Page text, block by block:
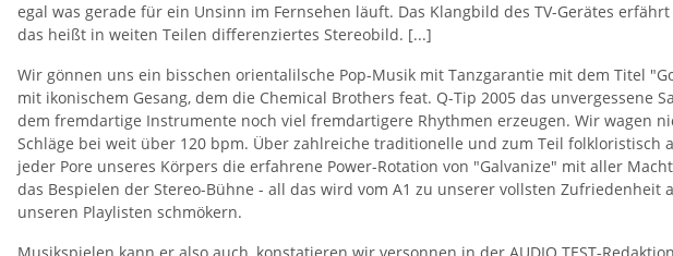
egal was gerade für ein Unsinn im Fernsehen läuft. Das Klangbild des TV-Gerätes
das heißt in weiten Teilen differenziertes Stereobild. [...]
Wir gönnen uns ein bisschen orientalilsche Pop-Musik mit Tanzgarantie mit dem Titel
mit ikonischem Gesang, dem die Chemical Brothers feat. Q-Tip 2005 das
dem fremdartige Instrumente noch viel fremdartigere Rhythmen erzeugen. Wir wagen
Schläge bei weit über 120 bpm. Über zahlreiche traditionelle und zum Teil
jeder Pore unseres Körpers die erfahrene Power-Rotation von "Galvanize" mit aller
das Bespielen der Stereo-Bühne - all das wird vom A1 zu unserer vollsten
unseren Playlisten schmökern.